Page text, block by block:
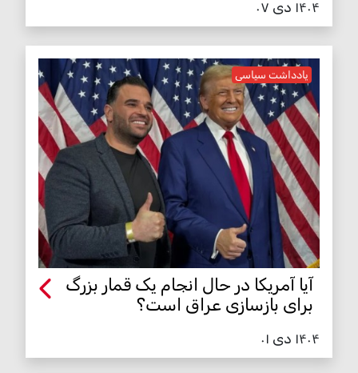
۱۴۰۴ دی ۰۷
یادداشت سیاسی
آیا آمریکا در حال انجام یک قمار بزرگ
برای بازسازی عراق است؟
۱۴۰۴ دی ۰۱